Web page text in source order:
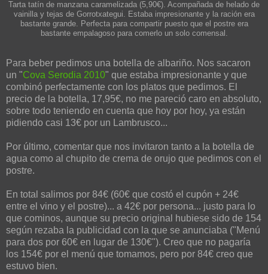
Tarta tatín de manzana caramelizada (5,90€). Acompañada de helado de
vainilla y tejas de Gorrotxategui. Estaba impresionante y la ración era
bastante grande. Perfecta para compartir puesto que el postre era
bastante empalagoso para comerlo un solo comensal.
Para beber pedimos una botella de albariño. Nos sacaron
un "Cova Serodia 2010" que estaba impresionante y que
combinó perfectamente con los platos que pedimos. El
precio de la botella, 17,95€, no me pareció caro en absoluto,
sobre todo teniendo en cuenta que hoy por hoy, ya están
pidiendo casi 13€ por un Lambrusco...
Por último, comentar que nos invitaron tanto a la botella de
agua como al chupito de crema de orujo que pedimos con el
postre.
En total salimos por 84€ (60€ que costó el cupón + 24€
entre el vino y el postre)... a 42€ por persona... justo para lo
que cominos, aunque su precio original hubiese sido de 154
según rezaba la publicidad con la que se anunciaba ("Menú
para dos por 60€ en lugar de 130€"). Creo que no pagaría
los 154€ por el menú que tomamos, pero por 84€ creo que
estuvo bien.